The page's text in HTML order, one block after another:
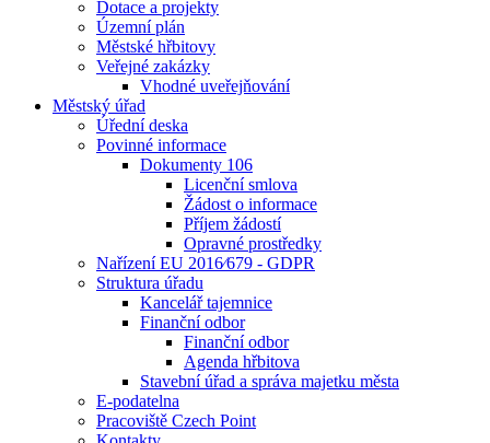
Dotace a projekty
Územní plán
Městské hřbitovy
Veřejné zakázky
Vhodné uveřejňování
Městský úřad
Úřední deska
Povinné informace
Dokumenty 106
Licenční smlova
Žádost o informace
Příjem žádostí
Opravné prostředky
Nařízení EU 2016⁄679 - GDPR
Struktura úřadu
Kancelář tajemnice
Finanční odbor
Finanční odbor
Agenda hřbitova
Stavební úřad a správa majetku města
E-podatelna
Pracoviště Czech Point